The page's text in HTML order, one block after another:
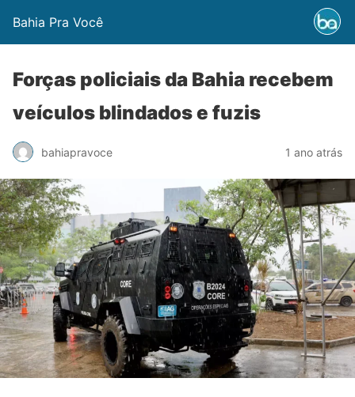
Bahia Pra Você
Forças policiais da Bahia recebem
veículos blindados e fuzis
bahiapravoce 1 ano atrás